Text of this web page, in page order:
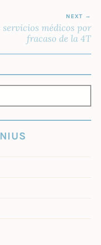
NEXT
médicos por
fracaso de la 4T